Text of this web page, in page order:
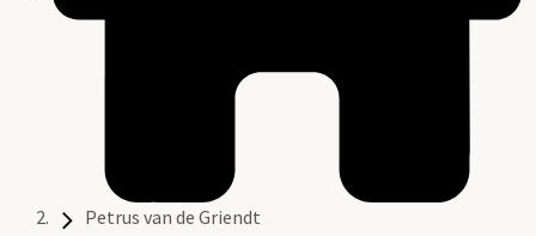
Petrus van de Griendt